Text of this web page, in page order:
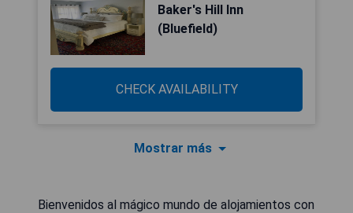
Baker's Hill Inn
(Bluefield)
CHECK AVAILABILITY
Mostrar más
Bienvenidos al mágico mundo de alojamientos con